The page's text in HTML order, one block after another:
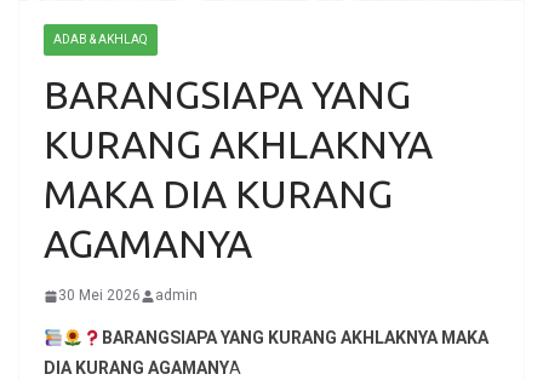
ADAB & AKHLAQ
BARANGSIAPA YANG
KURANG AKHLAKNYA
MAKA DIA KURANG
AGAMANYA
30 Mei 2026 admin
BARANGSIAPA YANG KURANG AKHLAKNYA MAKA
DIA KURANG AGAMANYA